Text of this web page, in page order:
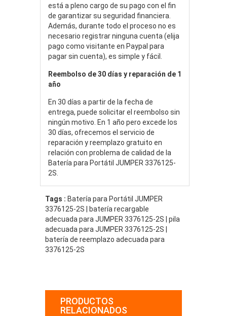
está a pleno cargo de su pago con el fin
de garantizar su seguridad financiera.
Además, durante todo el proceso no es
necesario registrar ninguna cuenta (elija
pago como visitante en Paypal para
pagar sin cuenta), es simple y fácil.
Reembolso de 30 días y reparación de 1
año
En 30 días a partir de la fecha de
entrega, puede solicitar el reembolso sin
ningún motivo. En 1 año pero excede los
30 días, ofrecemos el servicio de
reparación y reemplazo gratuito en
relación con problema de calidad de la
Batería para Portátil JUMPER 3376125-
2S.
Tags : Batería para Portátil JUMPER
3376125-2S | batería recargable
adecuada para JUMPER 3376125-2S | pila
adecuada para JUMPER 3376125-2S |
batería de reemplazo adecuada para
3376125-2S
PRODUCTOS
RELACIONADOS